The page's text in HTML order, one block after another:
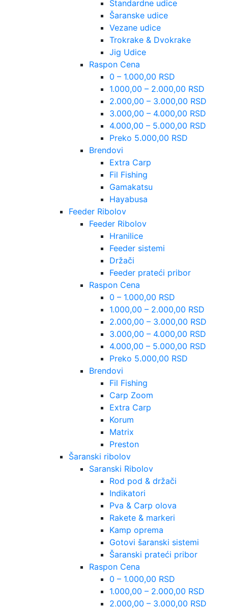
Standardne udice
Šaranske udice
Vezane udice
Trokrake & Dvokrake
Jig Udice
Raspon Cena
0 – 1.000,00 RSD
1.000,00 – 2.000,00 RSD
2.000,00 – 3.000,00 RSD
3.000,00 – 4.000,00 RSD
4.000,00 – 5.000,00 RSD
Preko 5.000,00 RSD
Brendovi
Extra Carp
Fil Fishing
Gamakatsu
Hayabusa
Feeder Ribolov
Feeder Ribolov
Hranilice
Feeder sistemi
Držači
Feeder prateći pribor
Raspon Cena
0 – 1.000,00 RSD
1.000,00 – 2.000,00 RSD
2.000,00 – 3.000,00 RSD
3.000,00 – 4.000,00 RSD
4.000,00 – 5.000,00 RSD
Preko 5.000,00 RSD
Brendovi
Fil Fishing
Carp Zoom
Extra Carp
Korum
Matrix
Preston
Šaranski ribolov
Saranski Ribolov
Rod pod & držači
Indikatori
Pva & Carp olova
Rakete & markeri
Kamp oprema
Gotovi šaranski sistemi
Šaranski prateći pribor
Raspon Cena
0 – 1.000,00 RSD
1.000,00 – 2.000,00 RSD
2.000,00 – 3.000,00 RSD